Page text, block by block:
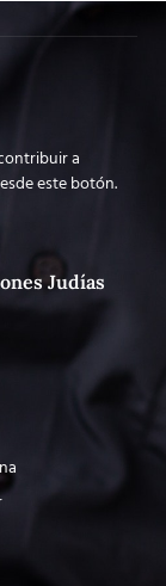
a
este botón.
Judías